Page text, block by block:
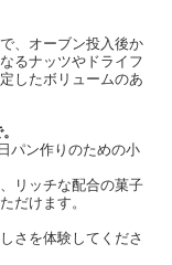
、オーブン投入後か
るナッツやドライフ
したボリュームのあ
パン作りのための小
リッチな配合の菓子
だけます。
さを体験してくださ